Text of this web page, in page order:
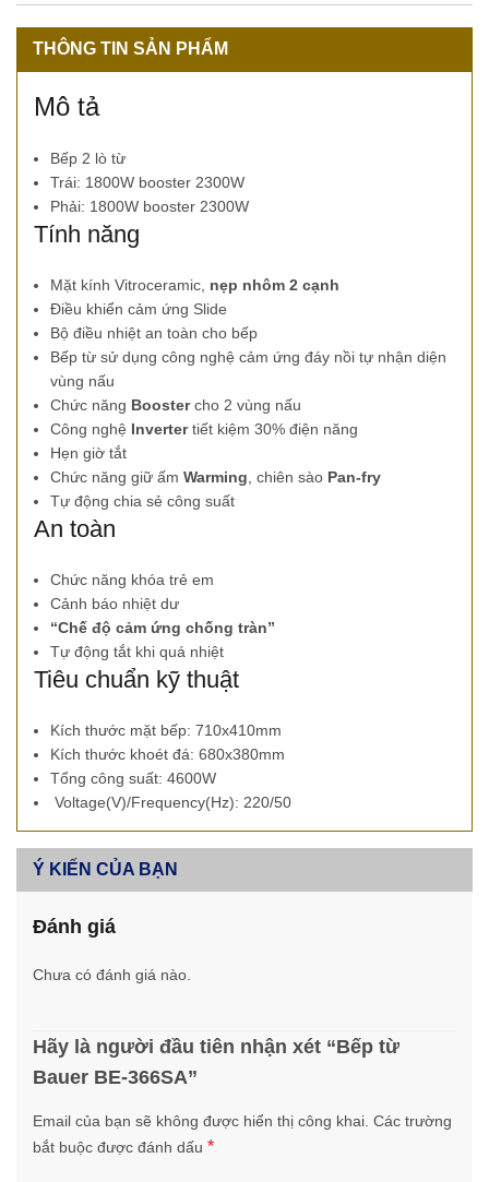
THÔNG TIN SẢN PHẨM
Mô tả
Bếp 2 lò từ
Trái: 1800W booster 2300W
Phải: 1800W booster 2300W
Tính năng
Mặt kính Vitroceramic, nẹp nhôm 2 cạnh
Ðiều khiển cảm ứng Slide
Bộ điều nhiệt an toàn cho bếp
Bếp từ sử dụng công nghệ cảm ứng đáy nồi tự nhận diện
vùng nấu
Chức năng Boostercho 2 vùng nấu
Công nghệ Invertertiết kiệm 30% điện năng
Hẹn giờ tắt
Chức năng giữ ấm Warming, chiên sào Pan-fry
Tự động chia sẻ công suất
An toàn
Chức năng khóa trẻ em
Cảnh báo nhiệt dư
“Chế độ cảm ứng chống tràn”
Tự động tắt khi quá nhiệt
Tiêu chuẩn kỹ thuật
Kích thước mặt bếp: 710x410mm
Kích thước khoét đá: 680x380mm
Tổng công suất: 4600W
Voltage(V)/Frequency(Hz): 220/50
Ý KIẾN CỦA BẠN
Đánh giá
Chưa có đánh giá nào.
Hãy là người đầu tiên nhận xét “Bếp từ
Bauer BE-366SA”
Email của bạn sẽ không được hiển thị công khai. Các trường
bắt buộc được đánh dấu *